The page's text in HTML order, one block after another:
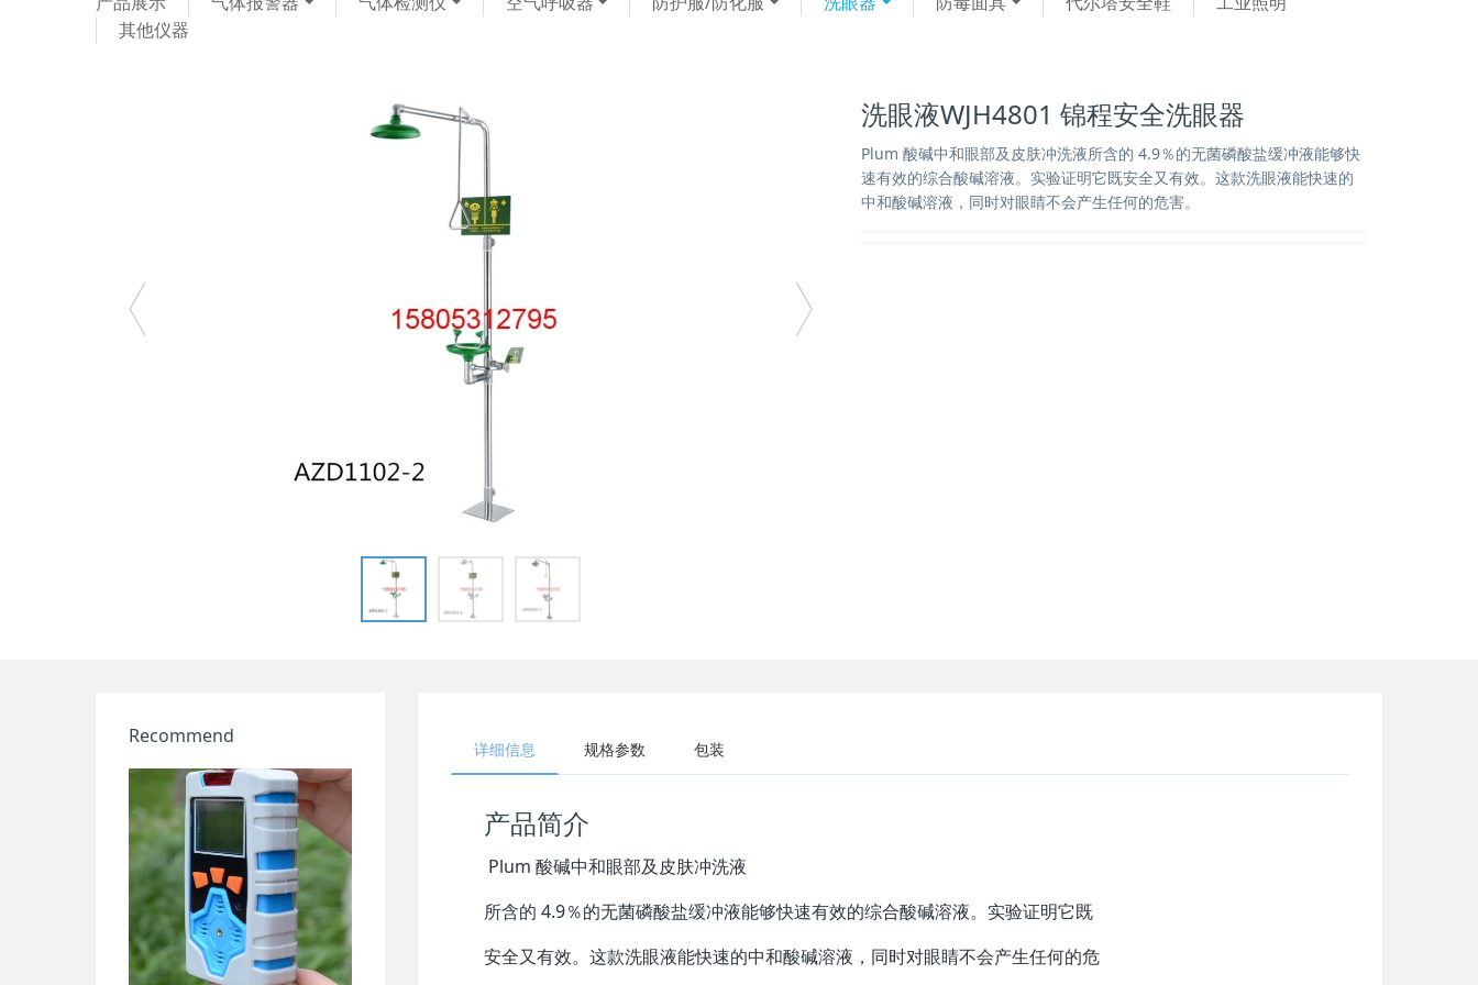
其他仪器
洗眼液WJH4801 锦程安全洗眼器
Plum 酸碱中和眼部及皮肤冲洗液所含的 4.9％的无菌磷酸盐缓冲液能够快
速有效的综合酸碱溶液。实验证明它既安全又有效。这款洗眼液能快速的
中和酸碱溶液，同时对眼睛不会产生任何的危害。
详细信息 规格参数 包装
产品简介
Plum 酸碱中和眼部及皮肤冲洗液
所含的 4.9％的无菌磷酸盐缓冲液能够快速有效的综合酸碱溶液。实验证明它既
安全又有效。这款洗眼液能快速的中和酸碱溶液，同时对眼睛不会产生任何的危
Recommend